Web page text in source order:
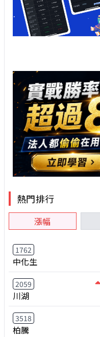
熱門排行
漲幅
1762
中化生
2059
川湖
3518
柏騰